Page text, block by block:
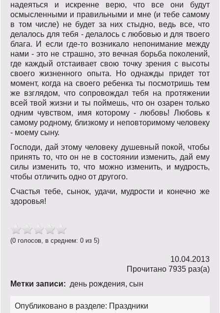
надеяться и искренне верю, что все они будут
осмысленными и правильными и мне (и тебе самому
в том числе) не будет за них стыдно, ведь все, что
делалось для тебя - делалось с любовью и для твоего
блага. И если где-то возникало непонимание между
нами - это не страшно, это вечная борьба поколений,
где каждый отстаивает свою точку зрения с высоты
своего жизненного опыта. Но однажды придет тот
момент, когда на своего ребенка ты посмотришь тем
же взглядом, что сопровождал тебя на протяжении
всей твой жизни и ты поймешь, что он озарен только
одним чувством, имя которому - любовь! Любовь к
самому родному, близкому и неповторимому человеку
- моему сыну.
Господи, дай этому человеку душевный покой, чтобы
принять то, что он не в состоянии изменить, дай ему
силы изменить то, что можно изменить, и мудрость,
чтобы отличить одно от другого.
Счастья тебе, сынок, удачи, мудрости и конечно же
здоровья!
(0 голосов, в среднем: 0 из 5)
10.04.2013
Прочитано 7935 раз(a)
Метки записи: день рождения, сын
Опубликовано в разделе: Праздники